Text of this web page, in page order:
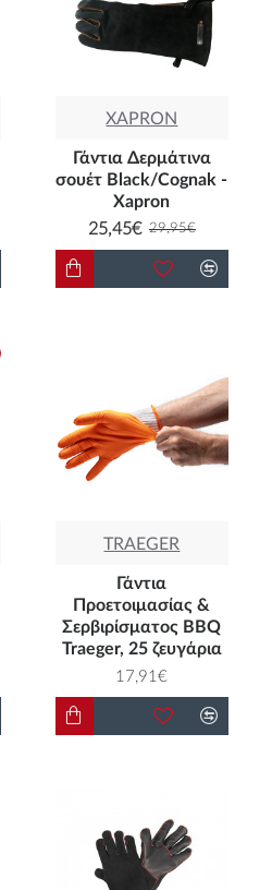
XAPRON
Γάντια Δερμάτινα
σουέτ Black/Cognak -
Xapron
25,45€ 29,95€
TRAEGER
Γάντια
Προετοιμασίας &
Σερβιρίσματος BBQ
Traeger, 25 ζευγάρια
17,91€